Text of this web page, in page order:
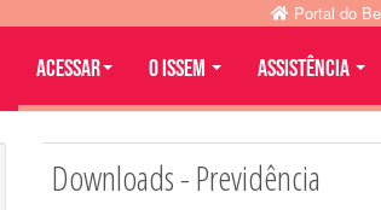
Downloads - Previdência
Portal do
Acessar O ISSEM ASSISTÊNCIA